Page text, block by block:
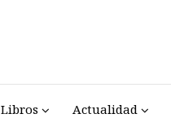
Libros Actualidad